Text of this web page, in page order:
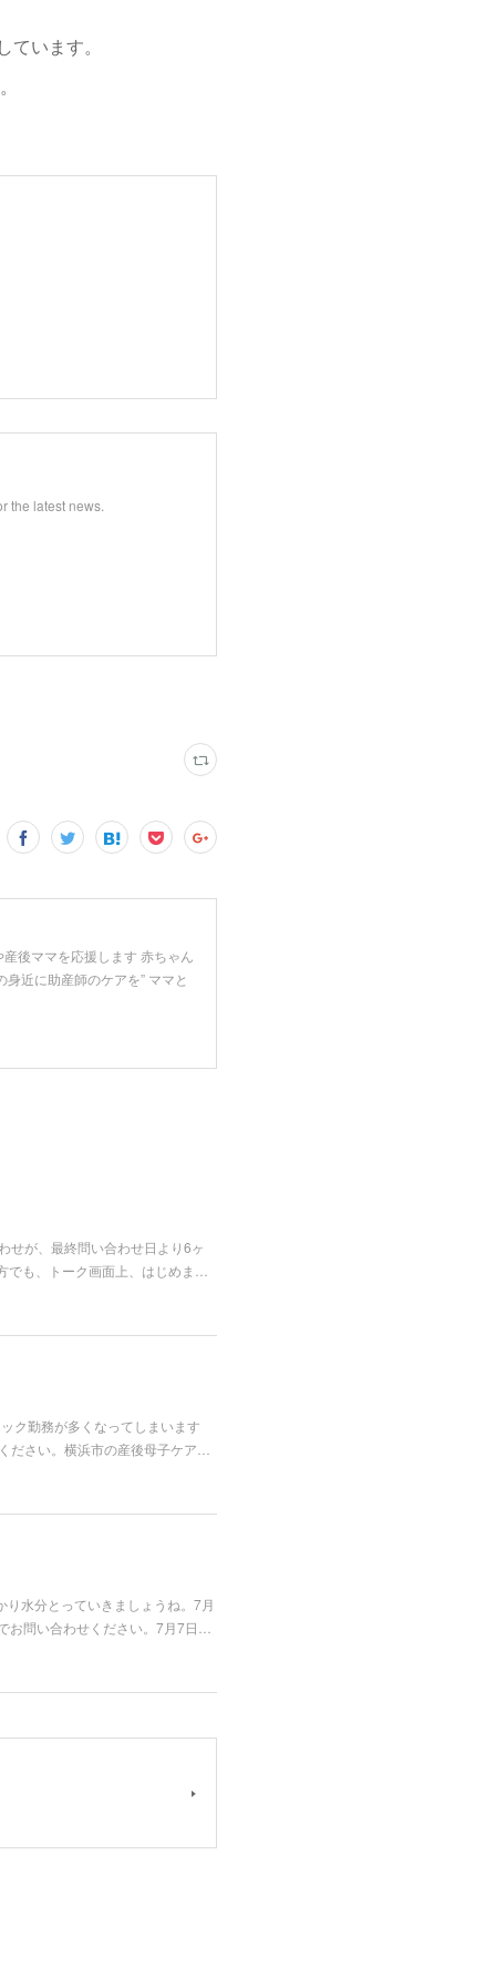
います。
the latest news.
後ママを応援します 赤ちゃん
近に助産師のケアを” ママと
せが、最終問い合わせ日より6ヶ
も、トーク画面上、はじめま…
ク勤務が多くなってしまいます
ださい。横浜市の産後母子ケア…
水分とっていきましょうね。7月
お問い合わせください。7月7日…